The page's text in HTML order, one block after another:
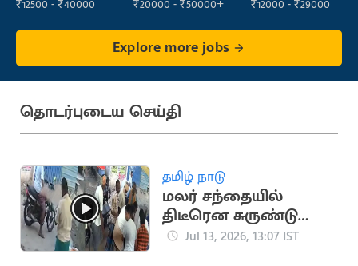
₹12500 - ₹40000 ₹20000 - ₹50000+ ₹12000 - ₹29000
Explore more jobs
தொடர்புடைய செய்தி
தமிழ் நாடு
மலர் சந்தையில்
திடீரென சுருண்டு
விழுந்து பலியான
Jul 13, 2026, 13:07 IST